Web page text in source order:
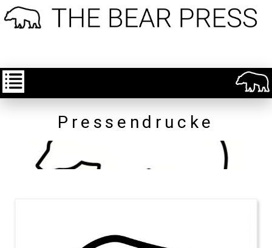
Pressendrucke